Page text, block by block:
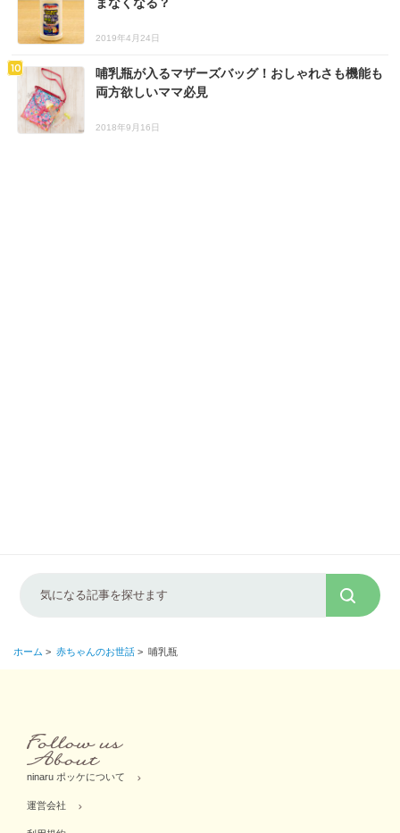
2019年4月24日
哺乳瓶が入るマザーズバッグ！おしゃれさも機能も
両方欲しいママ必見
2018年9月16日
ホーム > 赤ちゃんのお世話 > 哺乳瓶
ninaru ポッケについて
運営会社